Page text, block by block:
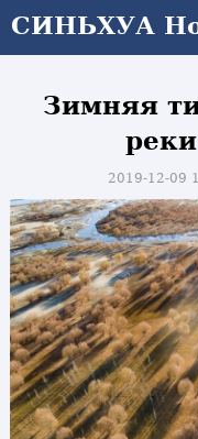
СИНЬХУА
Зимняя
2019-12-09